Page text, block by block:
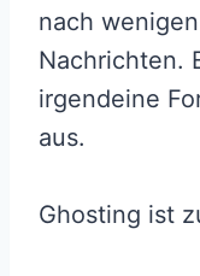
nach
Nachrichten.
irgendeine
aus.
Ghosting ist